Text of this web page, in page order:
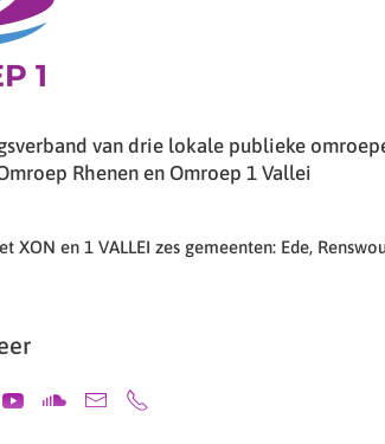
van drie lokale publieke
Rhenen en Omroep 1 Vallei
XON en 1 VALLEI zes gemeenten: Ede,